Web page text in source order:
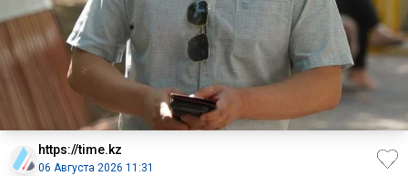
https://time.kz
06 Августа 2026 11:31